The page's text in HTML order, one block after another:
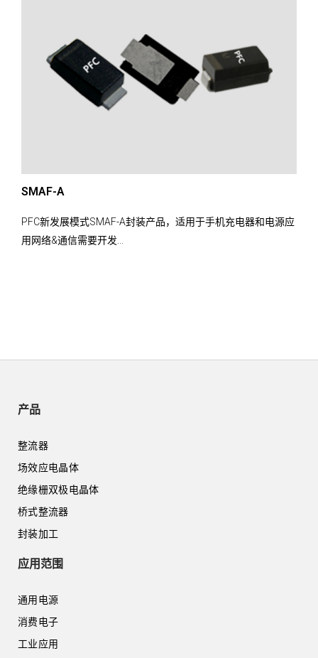
SMAF-A
PFC新发展模式SMAF-A封装产品，适用于手机充电器和电源应
用网络&通信需要开发...
产品
整流器
场效应电晶体
绝缘栅双极电晶体
桥式整流器
封装加工
应用范围
通用电源
消费电子
工业应用